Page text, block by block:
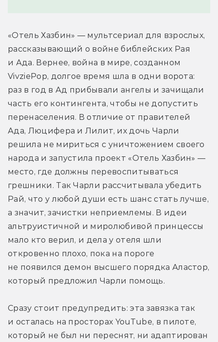
«Отель Хазбин» — мультсериал для взрослых,
рассказывающий о войне библейских Рая
и Ада. Вернее, война в мире, созданном
VivziePop, долгое время шла в одни ворота:
раз в год в Ад прибывали ангелы и зачищали
часть его контингента, чтобы не допустить
перенаселения. В отличие от правителей
Ада, Люцифера и Лилит, их дочь Чарли
решила не мириться с уничтожением своего
народа и запустила проект «Отель Хазбин» —
место, где должны перевоспитываться
грешники. Так Чарли рассчитывала убедить
Рай, что у любой души есть шанс стать лучше,
а значит, зачистки неприемлемы. В идеи
альтруистичной и миролюбивой принцессы
мало кто верил, и дела у отеля шли
откровенно плохо, пока на пороге
не появился демон высшего порядка Аластор,
который предложил Чарли помощь.
Сразу стоит предупредить: эта завязка так
и осталась на просторах YouTube, в пилоте,
который не был ни переснят, ни адаптирован